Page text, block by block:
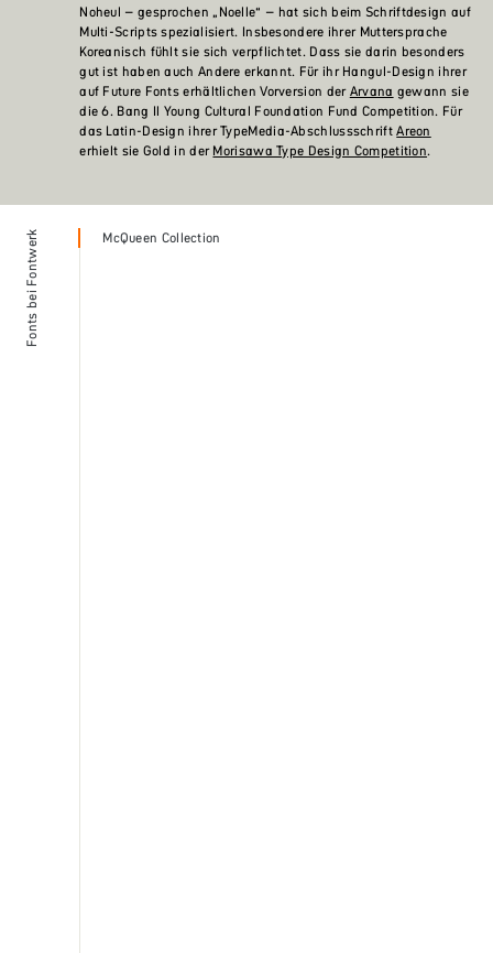
Noheul – gesprochen „Noelle“ – hat sich beim Schriftdesign auf
Multi-Scripts spezialisiert. Insbesondere ihrer Muttersprache
Koreanisch fühlt sie sich verpflichtet. Dass sie darin besonders
gut ist haben auch Andere erkannt. Für ihr Hangul-Design ihrer
auf Future Fonts erhältlichen Vorversion derArvana gewann sie
die 6. Bang Il Young Cultural Foundation Fund Competition. Für
das Latin-Design ihrer TypeMedia-AbschlussschriftAreon
erhielt sie Gold in derMorisawa Type Design Competition.
Fonts bei Fontwerk McQueen Collection